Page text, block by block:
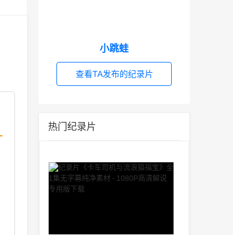
小跳蛙
查看TA发布的纪录片
热门纪录片